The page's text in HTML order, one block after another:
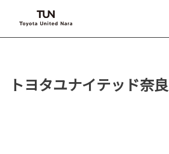
トヨタユナイテッド奈良